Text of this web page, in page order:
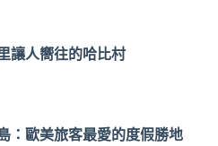
讓人嚮往的哈比村
：歐美旅客最愛的度假勝地